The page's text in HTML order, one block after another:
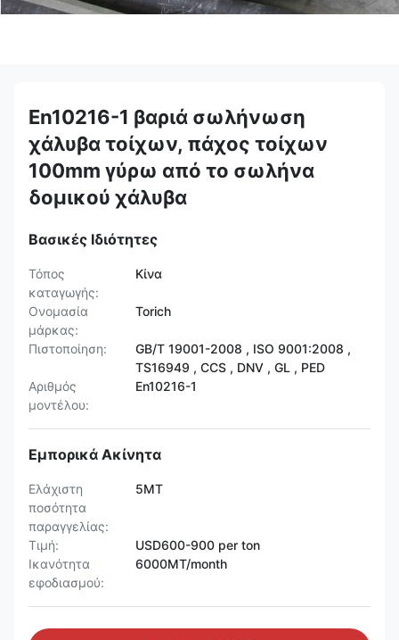
En10216-1 βαριά σωλήνωση
χάλυβα τοίχων, πάχος τοίχων
100mm γύρω από το σωλήνα
δομικού χάλυβα
Βασικές Ιδιότητες
Τόπος
καταγωγής:
Κίνα
Ονομασία
μάρκας:
Torich
Πιστοποίηση:
GB/T 19001-2008 , ISO 9001:2008 ,
TS16949 , CCS , DNV , GL , PED
Αριθμός
μοντέλου:
En10216-1
Εμπορικά Ακίνητα
Ελάχιστη
ποσότητα
παραγγελίας:
5MT
Τιμή:
USD600-900 per ton
Ικανότητα
εφοδιασμού:
6000MT/month